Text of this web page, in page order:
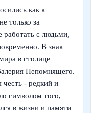
как к
только за
работать с людьми,
В знак
в столице
Непомнящего.
честь - редкий и
символом того,
в жизни и памяти